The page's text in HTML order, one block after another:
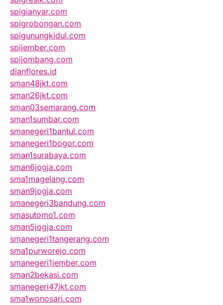
spigianyar.com
spigrobongan.com
spigunungkidul.com
spijember.com
spijombang.com
dianflores.id
sman48jkt.com
sman26jkt.com
sman03semarang.com
sman1sumbar.com
smanegeri1bantul.com
smanegeri1bogor.com
sman1surabaya.com
sman6jogja.com
sma1magelang.com
sman9jogja.com
smanegeri3bandung.com
smasutomo1.com
sman5jogja.com
smanegeri1tangerang.com
sma1purworejo.com
smanegeri1jember.com
sman2bekasi.com
smanegeri47jkt.com
sma1wonosari.com